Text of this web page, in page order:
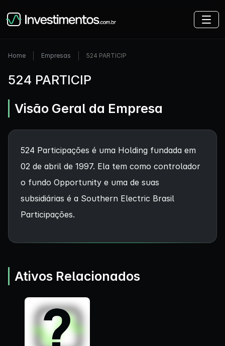
Home Empresas 524 PARTICIP
524 PARTICIP
Visão Geral da Empresa
524 Participações é uma Holding fundada em
02 de abril de 1997. Ela tem como controlador
o fundo Opportunity e uma de suas
subsidiárias é a Southern Electric Brasil
Participações.
Ativos Relacionados